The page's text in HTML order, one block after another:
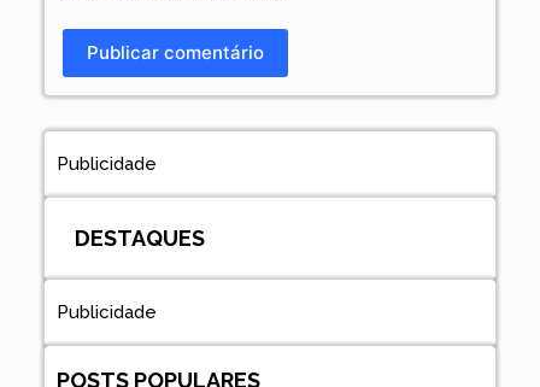
Publicar comentário
Publicidade
DESTAQUES
Publicidade
POSTS POPULARES